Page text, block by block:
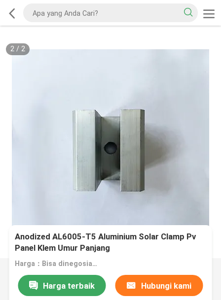
2/ 2
Anodized AL6005-T5 Aluminium Solar Clamp Pv
Panel Klem Umur Panjang
Harga：Bisa dinegosiasikan
Harga terbaik Hubungi kami